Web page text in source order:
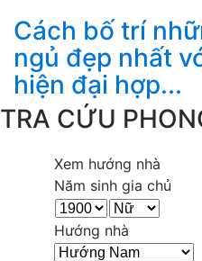
Cách bố trí
ngủ đẹp nhất
hiện đại hợp...
TRA CỨU
Xem hướng nhà
Năm sinh gia chủ
Hướng nhà